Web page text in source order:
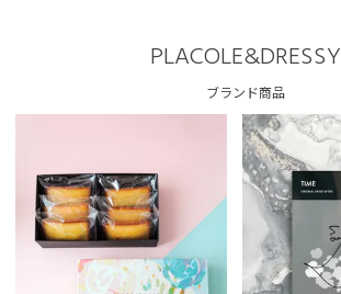
PLACOLE&DRESSY
ブランド商品